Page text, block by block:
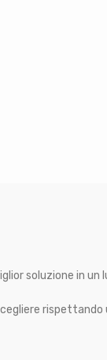
soluzione in un